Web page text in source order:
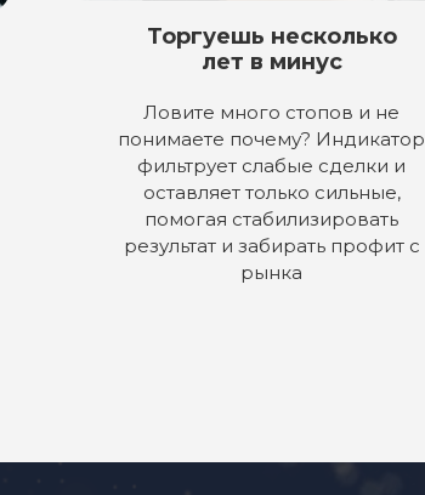
Торгуешь несколько
лет в минус
Ловите много стопов и не
понимаете почему? Индикатор
фильтрует слабые сделки и
оставляет только сильные,
помогая стабилизировать
результат и забирать профит с
рынка